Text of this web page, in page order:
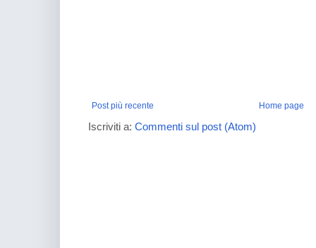
Post più recente Home page
Iscriviti a: Commenti sul post (Atom)